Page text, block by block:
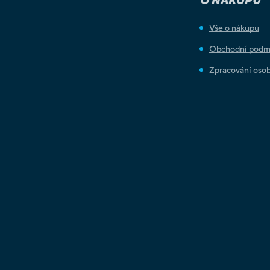
Vše o nákupu
Obchodní
Zpracování